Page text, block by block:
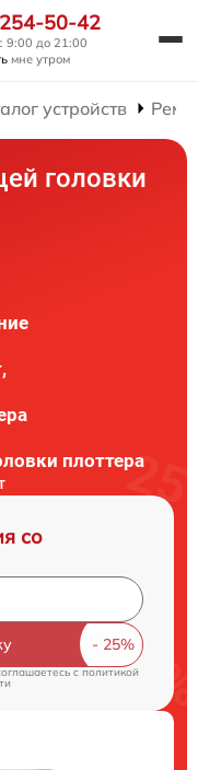
50-42
9:00 до 21:00
мне утром
устройств
головки
плоттера
со
cполитикой